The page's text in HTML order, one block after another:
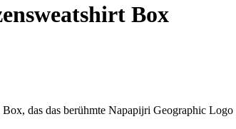
Box
das das berühmte Napapijri Geographic